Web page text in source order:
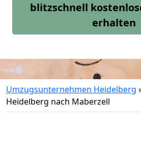
blitzschnell
erhalten
Umzugsunternehmen Heidelberg
Heidelberg nach Maberzell